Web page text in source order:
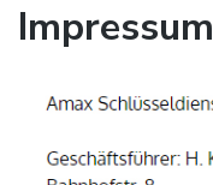
Impressum